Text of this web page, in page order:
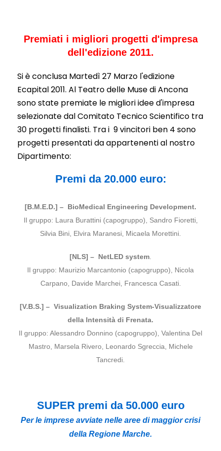
Premiati i migliori progetti d'impresa
dell'edizione 2011.
Si è conclusa Martedì 27 Marzo l'edizione
Ecapital 2011. Al Teatro delle Muse di Ancona
sono state premiate le migliori idee d'impresa
selezionate dal Comitato Tecnico Scientifico tra
30 progetti finalisti. Tra i 9 vincitori ben 4 sono
progetti presentati da appartenenti al nostro
Dipartimento:
Premi da 20.000 euro:
[B.M.E.D.] – BioMedical Engineering Development.
Il gruppo: Laura Burattini (capogruppo), Sandro Fioretti,
Silvia Bini, Elvira Maranesi, Micaela Morettini.
[NLS] – NetLED system
Il gruppo: Maurizio Marcantonio (capogruppo), Nicola
Carpano, Davide Marchei, Francesca Casati.
[V.B.S.] – Visualization Braking System-Visualizzatore
della Intensità di Frenata.
Il gruppo: Alessandro Donnino (capogruppo), Valentina Del
Mastro, Marsela Rivero, Leonardo Sgreccia, Michele
Tancredi.
SUPER premi da 50.000 euro
Per le imprese avviate nelle aree di maggior crisi
della Regione Marche.